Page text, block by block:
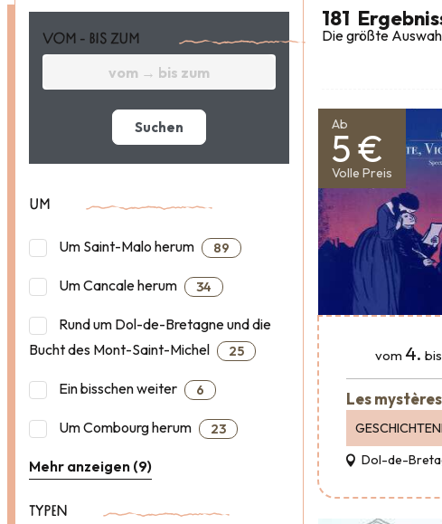
VOM - BIS ZUM
Suchen
UM
Um Saint-Malo herum 89
Um Cancale herum 34
Rund um Dol-de-Bretagne und die
Bucht des Mont-Saint-Michel
25
Ein bisschen weiter 6
Um Combourg herum 23
Mehr anzeigen (9)
TYPEN
181
Die größte
Ab
5 €
Volle Preis
vom 4.
Les
Dol-de-